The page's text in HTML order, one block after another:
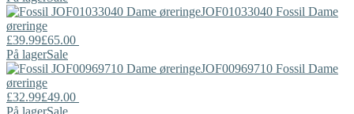
JOF01033040 Fossil Dame
øreringe
£39.99£65.00
På lagerSale
JOF00969710 Fossil Dame
øreringe
£32.99£49.00
På lagerSale